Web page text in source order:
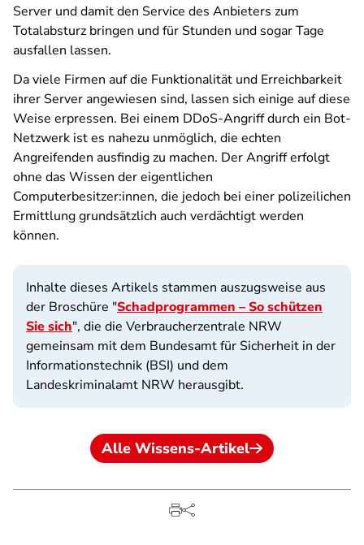
Server und damit den Service des Anbieters zum
Totalabsturz bringen und für Stunden und sogar Tage
ausfallen lassen.
Da viele Firmen auf die Funktionalität und Erreichbarkeit
ihrer Server angewiesen sind, lassen sich einige auf diese
Weise erpressen. Bei einem DDoS-Angriff durch ein Bot-
Netzwerk ist es nahezu unmöglich, die echten
Angreifenden ausfindig zu machen. Der Angriff erfolgt
ohne das Wissen der eigentlichen
Computerbesitzer:innen, die jedoch bei einer polizeilichen
Ermittlung grundsätzlich auch verdächtigt werden
können.
Inhalte dieses Artikels stammen auszugsweise aus
der Broschüre "Schadprogrammen – So schützen
Sie sich", die die Verbraucherzentrale NRW
gemeinsam mit dem Bundesamt für Sicherheit in der
Informationstechnik (BSI) und dem
Landeskriminalamt NRW herausgibt.
Alle Wissens-Artikel